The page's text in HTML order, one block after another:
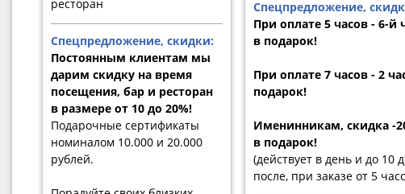
ресторан
Спецпредложение, скидки:
Постоянным клиентам мы
дарим скидку на время
посещения, бар и ресторан
в размере от 10 до 20%!
Подарочные сертификаты
номиналом 10.000 и 20.000
рублей.
Спецпредложение,
При оплате 5 часов - 6-й
в подарок!
При оплате 7 часов - 2
подарок!
Именинникам, скидка -
в подарок!
(действует в день и до 10
после, при заказе от 5